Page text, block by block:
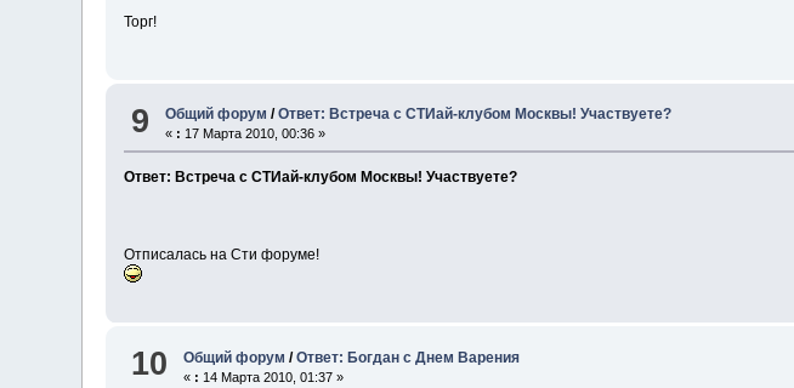
Торг!
9 Общий форум /Ответ: Встреча с СТИай-клубом Москвы! Участвуете?
« : 17 Марта 2010, 00:36 »
Ответ: Встреча с СТИай-клубом Москвы! Участвуете?
Отписалась на Сти форуме!
10 Общий форум /Ответ: Богдан с Днем Варения
« : 14 Марта 2010, 01:37 »